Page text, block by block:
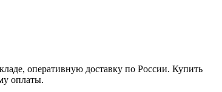
оперативную доставку по России. Купить
оплаты.